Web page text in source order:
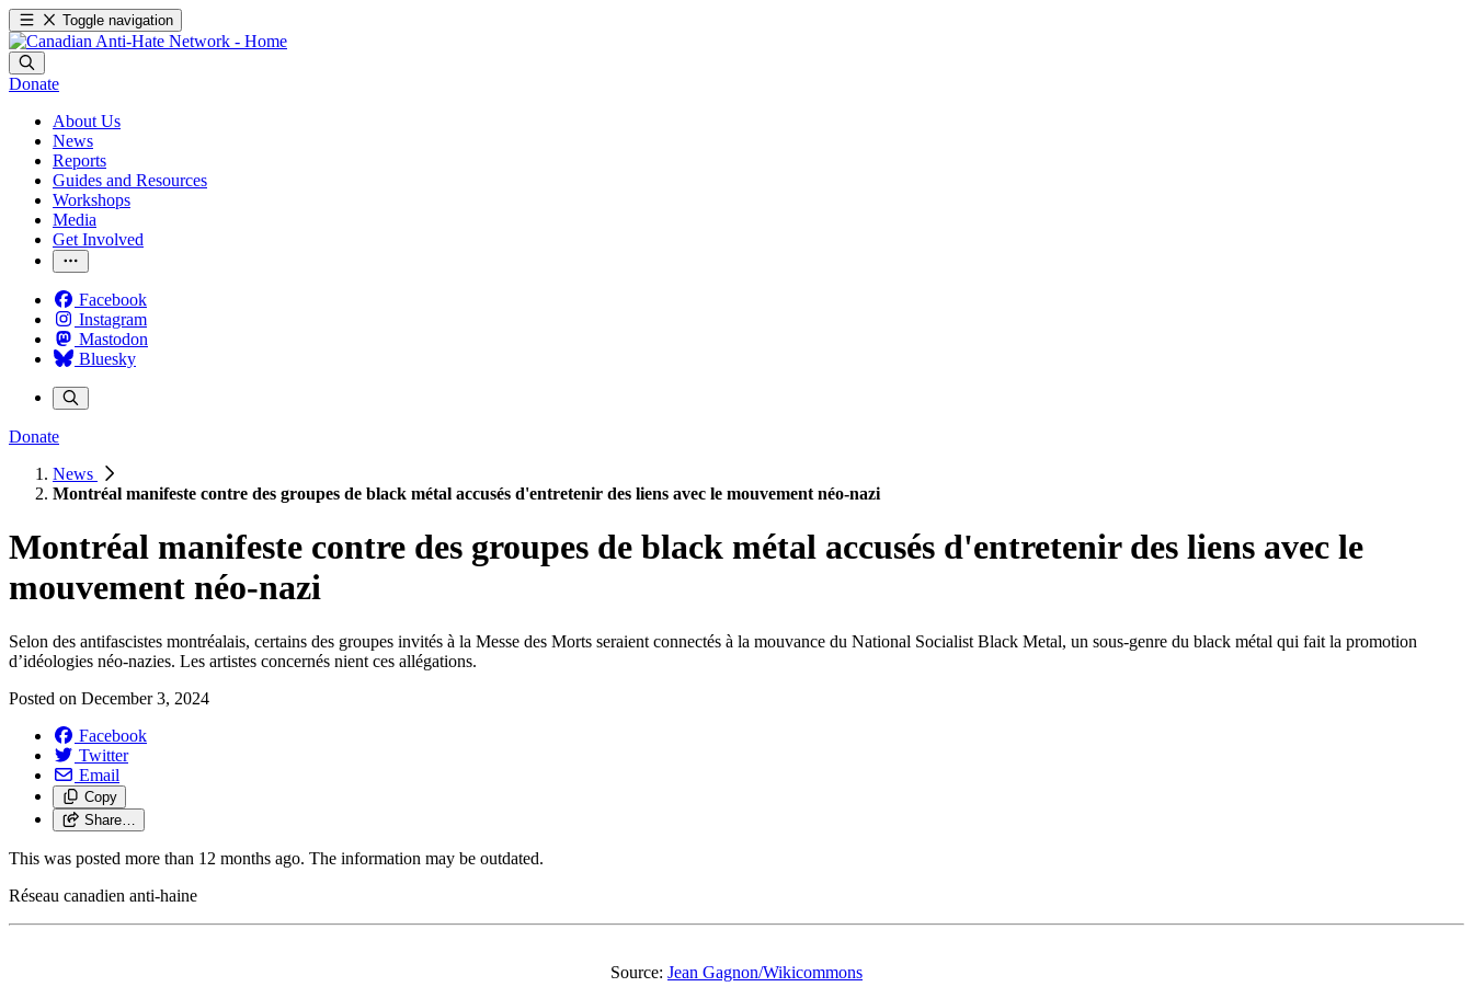
Toggle navigation
Donate
About Us
News
Reports
Guides and Resources
Workshops
Media
Get Involved
Facebook
Instagram
Mastodon
Bluesky
Donate
News
Montréal manifeste contre des groupes de black métal accusés d'entretenir des liens avec le mouvement néo-nazi
Montréal manifeste contre des groupes de black métal accusés d'entretenir des liens avec le
mouvement néo-nazi
Selon des antifascistes montréalais, certains des groupes invités à la Messe des Morts seraient connectés à la mouvance du National Socialist Black Metal, un sous-genre du black métal qui fait la promotion
d’idéologies néo-nazies. Les artistes concernés nient ces allégations.
Posted on December 3, 2024
Facebook
Twitter
Email
Copy
Share…
This was posted more than 12 months ago. The information may be outdated.
Réseau canadien anti-haine
Source: Jean Gagnon/Wikicommons